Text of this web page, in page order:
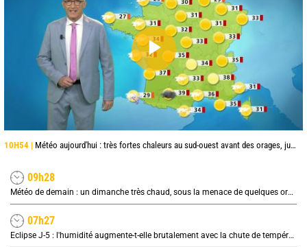
10H54 | Météo aujourd'hui : très fortes chaleurs au sud-ouest avant des orages, jusqu'à 39°C
09h28
Météo de demain : un dimanche très chaud, sous la menace de quelques orages
07h27
Eclipse J-5 : l'humidité augmente-t-elle brutalement avec la chute de température pendant l'éclipse du 12 août ?